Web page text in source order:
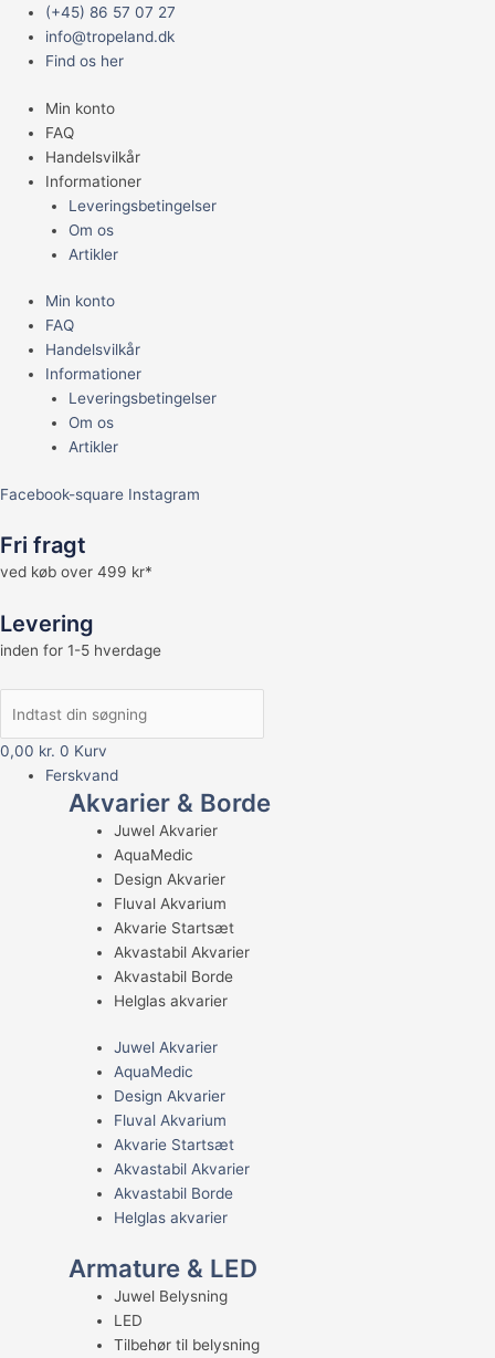
indholdet
(+45) 86 57 07 27
info@tropeland.dk
Find os her
Min konto
FAQ
Handelsvilkår
Informationer
Leveringsbetingelser
Om os
Artikler
Min konto
FAQ
Handelsvilkår
Informationer
Leveringsbetingelser
Om os
Artikler
Facebook-square Instagram
Fri fragt
ved køb over 499 kr*
Levering
inden for 1-5 hverdage
0,00 kr. 0 Kurv
Main
Menu
Ferskvand
Akvarier & Borde
Juwel Akvarier
AquaMedic
Design Akvarier
Fluval Akvarium
Akvarie Startsæt
Akvastabil Akvarier
Akvastabil Borde
Helglas akvarier
Juwel Akvarier
AquaMedic
Design Akvarier
Fluval Akvarium
Akvarie Startsæt
Akvastabil Akvarier
Akvastabil Borde
Helglas akvarier
Armature & LED
Juwel Belysning
LED
Tilbehør til belysning